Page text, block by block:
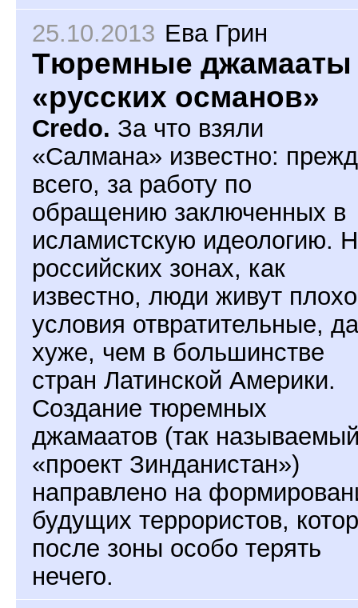
25.10.2013 Ева Грин
Тюремные джамааты
«русских османов»
Credo. За что взяли
«Салмана» известно:
всего, за работу по
обращению заключенных в
исламистскую идеологию.
российских зонах, как
известно, люди живут
условия отвратительные,
хуже, чем в большинстве
стран Латинской Америки.
Создание тюремных
джамаатов (так
«проект Зинданистан»)
направлено на
будущих террористов,
после зоны особо терять
нечего.